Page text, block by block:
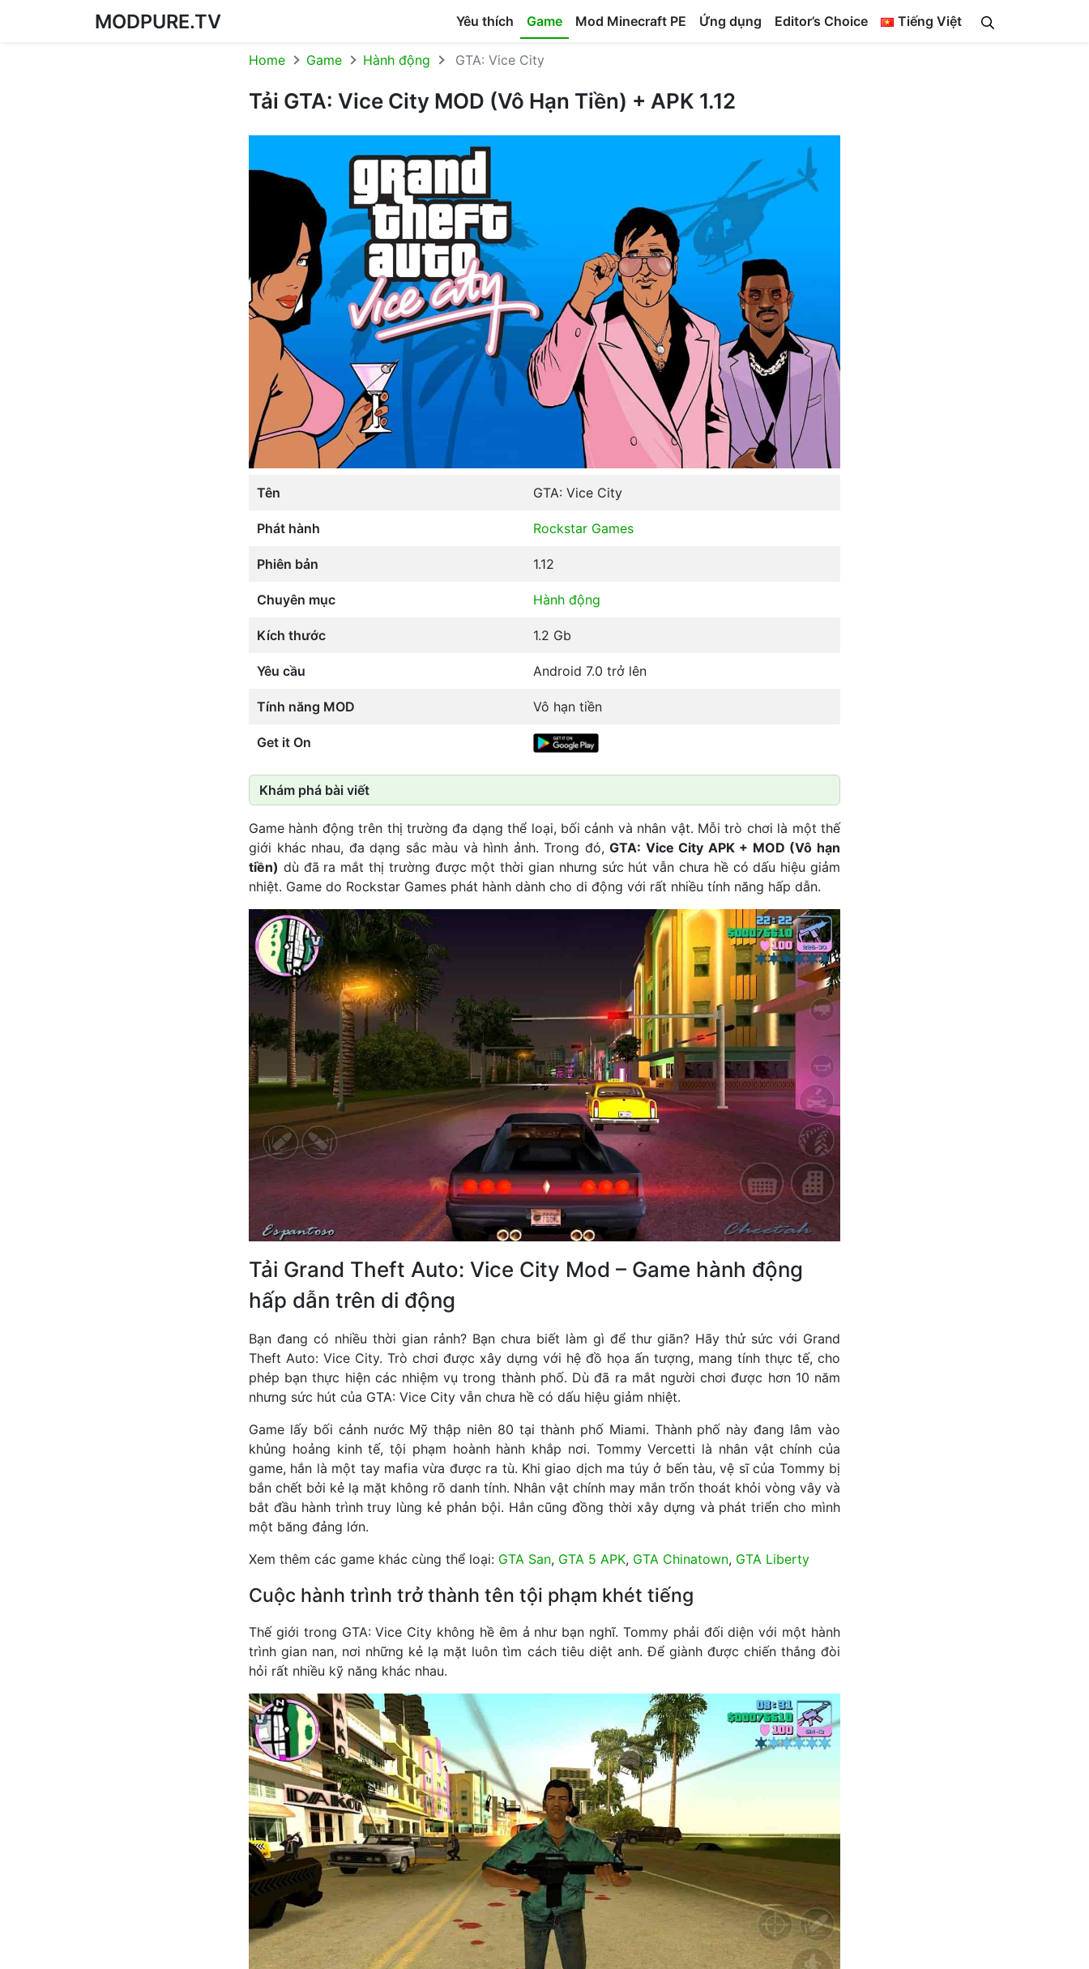
MODPURE.TV Yêu thích Game Mod Minecraft PE Ứng dụng Editor’s Choice Tiếng Việt
Home Game Hành động GTA: Vice City
Tải GTA: Vice City MOD (Vô Hạn Tiền) + APK 1.12
Tên GTA: Vice City
Phát hành Rockstar Games
Phiên bản 1.12
Chuyên mục Hành động
Kích thước 1.2 Gb
Yêu cầu Android 7.0 trở lên
Tính năng MOD Vô hạn tiền
Get it On
Khám phá bài viết
Game hành động trên thị trường đa dạng thể loại, bối cảnh và nhân vật. Mỗi trò chơi là một thế
giới khác nhau, đa dạng sắc màu và hình ảnh. Trong đó,GTA: Vice City APK + MOD (Vô hạn
tiền) dù đã ra mắt thị trường được một thời gian nhưng sức hút vẫn chưa hề có dấu hiệu giảm
nhiệt. Game do Rockstar Games phát hành dành cho di động với rất nhiều tính năng hấp dẫn.
Tải Grand Theft Auto: Vice City Mod – Game hành động
hấp dẫn trên di động
Bạn đang có nhiều thời gian rảnh? Bạn chưa biết làm gì để thư giãn? Hãy thử sức với Grand
Theft Auto: Vice City. Trò chơi được xây dựng với hệ đồ họa ấn tượng, mang tính thực tế, cho
phép bạn thực hiện các nhiệm vụ trong thành phố. Dù đã ra mắt người chơi được hơn 10 năm
nhưng sức hút của GTA: Vice City vẫn chưa hề có dấu hiệu giảm nhiệt.
Game lấy bối cảnh nước Mỹ thập niên 80 tại thành phố Miami. Thành phố này đang lâm vào
khủng hoảng kinh tế, tội phạm hoành hành khắp nơi. Tommy Vercetti là nhân vật chính của
game, hắn là một tay mafia vừa được ra tù. Khi giao dịch ma túy ở bến tàu, vệ sĩ của Tommy bị
bắn chết bởi kẻ lạ mặt không rõ danh tính. Nhân vật chính may mắn trốn thoát khỏi vòng vây và
bắt đầu hành trình truy lùng kẻ phản bội. Hắn cũng đồng thời xây dựng và phát triển cho mình
một băng đảng lớn.
Xem thêm các game khác cùng thể loại: GTA San, GTA 5 APK, GTA Chinatown, GTA Liberty
Cuộc hành trình trở thành tên tội phạm khét tiếng
Thế giới trong GTA: Vice City không hề êm ả như bạn nghĩ. Tommy phải đối diện với một hành
trình gian nan, nơi những kẻ lạ mặt luôn tìm cách tiêu diệt anh. Để giành được chiến thắng đòi
hỏi rất nhiều kỹ năng khác nhau.